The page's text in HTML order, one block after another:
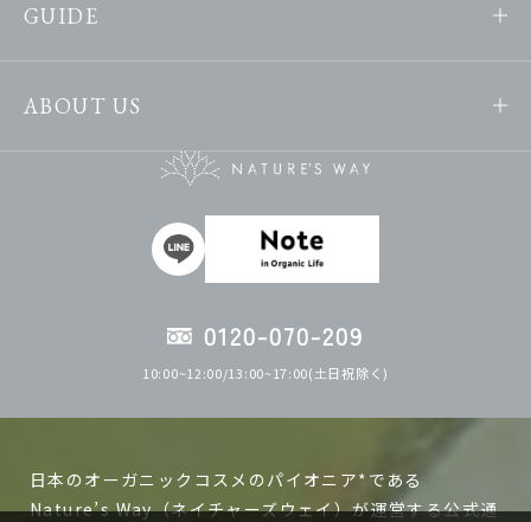
GUIDE
ABOUT US
0120-070-209
10:00~12:00/13:00~17:00(土日祝除く)
日本のオーガニックコスメのパイオニア*である
Nature’s Way（ネイチャーズウェイ）が運営する公式通